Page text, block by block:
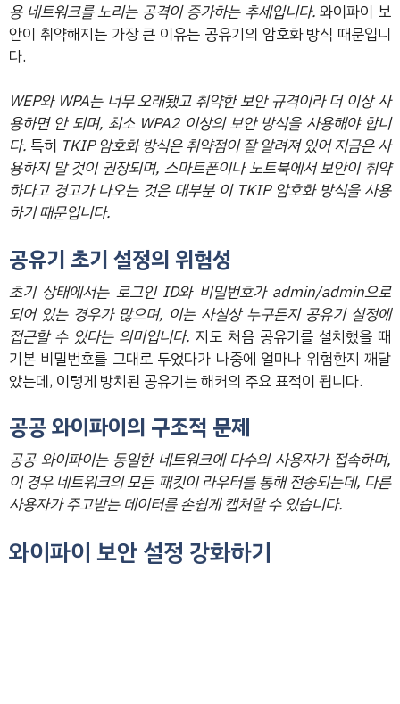
용 네트워크를 노리는 공격이 증가하는 추세입니다. 와이파이 보
안이 취약해지는 가장 큰 이유는 공유기의 암호화 방식 때문입니
다.
WEP와 WPA는 너무 오래됐고 취약한 보안 규격이라 더 이상 사
용하면 안 되며, 최소 WPA2 이상의 보안 방식을 사용해야 합니
다. 특히 TKIP 암호화 방식은 취약점이 잘 알려져 있어 지금은 사
용하지 말 것이 권장되며, 스마트폰이나 노트북에서 보안이 취약
하다고 경고가 나오는 것은 대부분 이 TKIP 암호화 방식을 사용
하기 때문입니다.
공유기 초기 설정의 위험성
초기 상태에서는 로그인 ID와 비밀번호가 admin/admin으로
되어 있는 경우가 많으며, 이는 사실상 누구든지 공유기 설정에
접근할 수 있다는 의미입니다. 저도 처음 공유기를 설치했을 때
기본 비밀번호를 그대로 두었다가 나중에 얼마나 위험한지 깨달
았는데, 이렇게 방치된 공유기는 해커의 주요 표적이 됩니다.
공공 와이파이의 구조적 문제
공공 와이파이는 동일한 네트워크에 다수의 사용자가 접속하며,
이 경우 네트워크의 모든 패킷이 라우터를 통해 전송되는데, 다른
사용자가 주고받는 데이터를 손쉽게 캡처할 수 있습니다.
와이파이 보안 설정 강화하기